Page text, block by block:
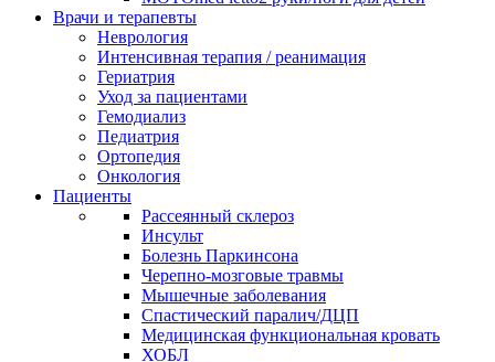
Врачи и терапевты
Неврология
Интенсивная терапия / реанимация
Гериатрия
Уход за пациентами
Гемодиализ
Педиатрия
Ортопедия
Онкология
Пациенты
Рассеянный склероз
Инсульт
Болезнь Паркинсона
Черепно-мозговые травмы
Мышечные заболевания
Спастический паралич/ДЦП
Медицинская функциональная кровать
ХОБЛ